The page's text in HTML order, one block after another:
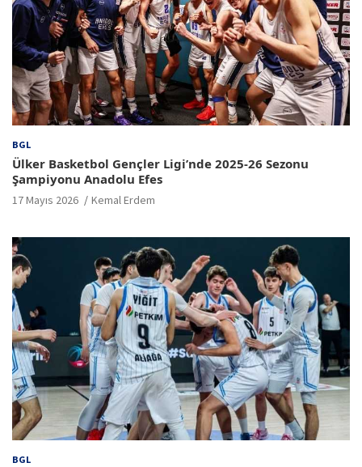
BGL
Ülker Basketbol Gençler Ligi’nde 2025-26 Sezonu
Şampiyonu Anadolu Efes
17 Mayıs 2026 Kemal Erdem
BGL